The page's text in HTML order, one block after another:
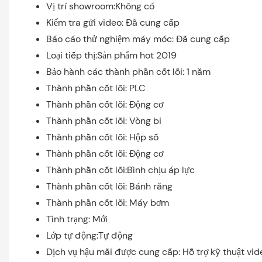
Vị trí showroom:Không có
Kiểm tra gửi video: Đã cung cấp
Báo cáo thử nghiệm máy móc: Đã cung cấp
Loại tiếp thị:Sản phẩm hot 2019
Bảo hành các thành phần cốt lõi: 1 năm
Thành phần cốt lõi: PLC
Thành phần cốt lõi: Động cơ
Thành phần cốt lõi: Vòng bi
Thành phần cốt lõi: Hộp số
Thành phần cốt lõi: Động cơ
Thành phần cốt lõi:Bình chịu áp lực
Thành phần cốt lõi: Bánh răng
Thành phần cốt lõi: Máy bơm
Tình trạng: Mới
Lớp tự động:Tự động
Dịch vụ hậu mãi được cung cấp: Hỗ trợ kỹ thuật